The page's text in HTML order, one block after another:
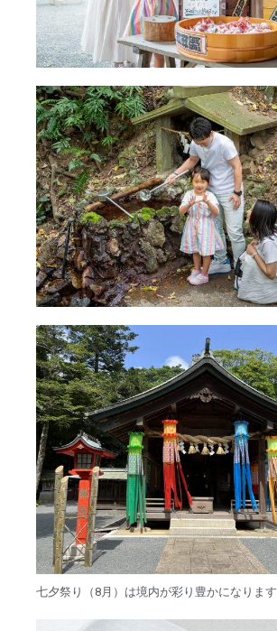
七夕祭り（8月）は境内が彩り豊かになります